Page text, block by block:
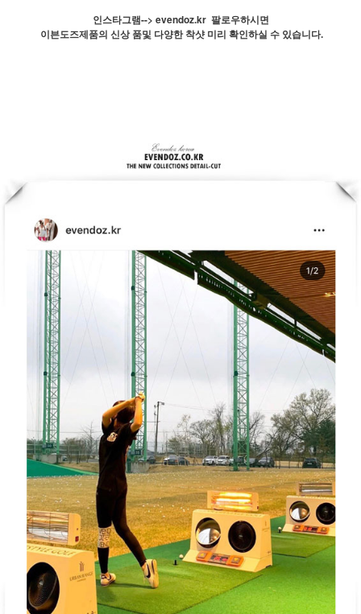
인스타그램--> evendoz.kr 팔로우하시면
이븐도즈제품의 신상 품및 다양한 착샷 미리 확인하실 수 있습니다.